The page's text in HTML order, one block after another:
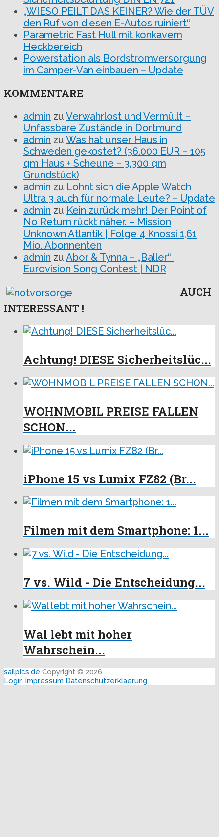
„WIESO PEILT DAS KEINER? Wie der TÜV
den Ruf von diesen E-Autos ruiniert“
Parametric Fast Hull mit konkavem
Heckbereich
Powerstation als Bordstromversorgung
im Camper-Van einbauen – Update
KOMMENTARE
admin zu Verwahrlost und Vermüllt –
Unfassbare Zustände in Dortmund
admin zu Was hat unser Haus in
Schweden gekostet? (36.000 EUR – 105
qm Haus + Scheune – 3.300 qm
Grundstück)
admin zu Lohnt sich die Apple Watch
Ultra 3 auch für normale Leute? – Update
admin zu Kein zurück mehr! Der Point of
No Return rückt näher. – Mission
Unknown Atlantik | Folge 4 Knossi 1,61
Mio. Abonnenten
admin zu Abor & Tynna – „Baller“ |
Eurovision Song Contest | NDR
AUCH
INTERESSANT !
Achtung! DIESE Sicherheitslüc...
WOHNMOBIL PREISE FALLEN
SCHON...
iPhone 15 vs Lumix FZ82 (Br...
Filmen mit dem Smartphone: 1...
7 vs. Wild - Die Entscheidung...
Wal lebt mit hoher
Wahrschein...
sailpics.de Copyright © 2026.
Login Impressum Datenschutzerklaerung